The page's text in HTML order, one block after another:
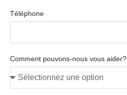
Téléphone
Comment pouvons-nous vous aider?